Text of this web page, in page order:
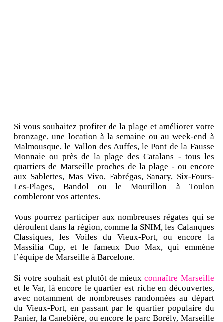
Si vous souhaitez profiter de la plage et améliorer votre
bronzage, une location à la semaine ou au week-end à
Malmousque, le Vallon des Auffes, le Pont de la Fausse
Monnaie ou près de la plage des Catalans - tous les
quartiers de Marseille proches de la plage - ou encore
aux Sablettes, Mas Vivo, Fabrégas, Sanary, Six-Fours-
Les-Plages, Bandol ou le Mourillon à Toulon
combleront vos attentes.
Vous pourrez participer aux nombreuses régates qui se
déroulent dans la région, comme la SNIM, les Calanques
Classiques, les Voiles du Vieux-Port, ou encore la
Massilia Cup, et le fameux Duo Max, qui emmène
l’équipe de Marseille à Barcelone.
Si votre souhait est plutôt de mieuxconnaître Marseille
et le Var, là encore le quartier est riche en découvertes,
avec notamment de nombreuses randonnées au départ
du Vieux-Port, en passant par le quartier populaire du
Panier, la Canebière, ou encore le parc Borély, Marseille